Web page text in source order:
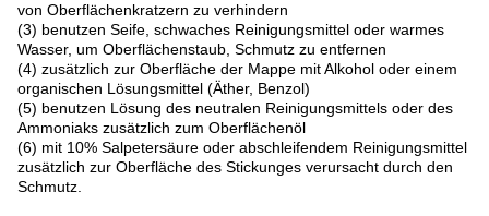
von Oberflächenkratzern zu verhindern
(3) benutzen Seife, schwaches Reinigungsmittel oder warmes
Wasser, um Oberflächenstaub, Schmutz zu entfernen
(4) zusätzlich zur Oberfläche der Mappe mit Alkohol oder einem
organischen Lösungsmittel (Äther, Benzol)
(5) benutzen Lösung des neutralen Reinigungsmittels oder des
Ammoniaks zusätzlich zum Oberflächenöl
(6) mit 10% Salpetersäure oder abschleifendem Reinigungsmittel
zusätzlich zur Oberfläche des Stickunges verursacht durch den
Schmutz.